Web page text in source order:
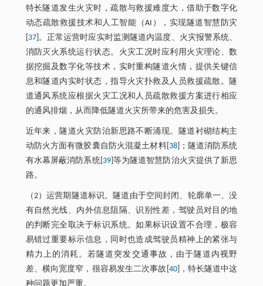
特长隧道发生火灾时，疏散与救援难度大，借助于数字化
动态疏散救援技术和人工智能（AI），实现隧道智慧防灾
37]。正常运营时应实时监测隧道内温度、火灾报警系统、
消防灭火系统运行状态。火灾工况时应利用火灾理论、数
据挖掘及数字化等技术，实时重构隧道火情，提供关键信
息和隧道内实时状态，指导火灾扑救及人员救援疏散。隧
道通风系统应根据火灾工况和人员疏散救援方案进行相应
的通风排烟，从而降低隧道火灾所带来的危害及损失。
近年来，隧道火灾防治新思路不断涌现。隧道衬砌结构主
动防火方面有微胶囊自防火混凝土材料[ 38]；隧道消防系统
有水幕屏蔽消防系统[ 39]等为隧道智慧防治火灾提供了新思
路。
（2）运营期隧道标识。隧道由于空间封闭、轮廓单一、没
有自然光线、内外信息阻隔、识别性差，驾驶员对目的地
的判断完全取决于标识系统。如果标识设置不合理，极容
易错过重要标示信息，同时也造成驾驶员精神上的紧张与
精力上的消耗。若隧道突发交通事故，由于隧道内视野
差、横向宽度窄，很容易发生二次事故[ 40]，特长隧道中这
种问题更加严重。